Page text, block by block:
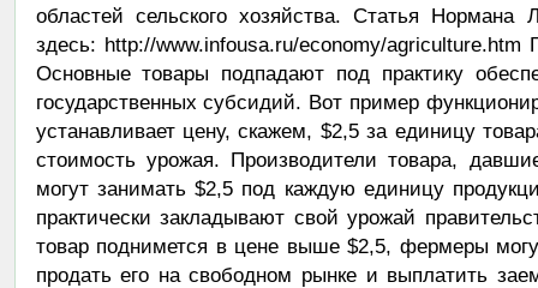
областей сельского хозяйства. Статья
здесь: http://www.infousa.ru/economy/
Основные товары подпадают под практику
государственных субсидий. Вот пример
устанавливает цену, скажем, $2,5 за единицу
стоимость урожая. Производители товара,
могут занимать $2,5 под каждую единицу
практически закладывают свой урожай
товар поднимется в цене выше $2,5, фермеры
продать его на свободном рынке и выплатить